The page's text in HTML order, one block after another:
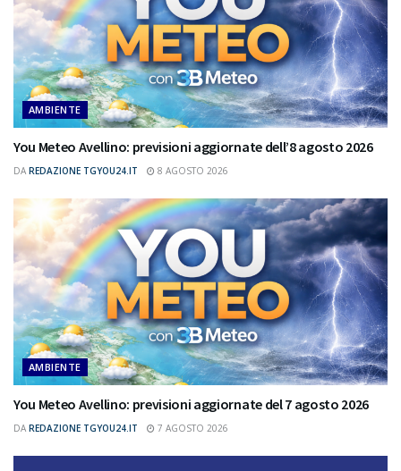
AMBIENTE
You Meteo Avellino: previsioni aggiornate dell’8 agosto 2026
DA REDAZIONE TGYOU24.IT 8 AGOSTO 2026
AMBIENTE
You Meteo Avellino: previsioni aggiornate del 7 agosto 2026
DA REDAZIONE TGYOU24.IT 7 AGOSTO 2026